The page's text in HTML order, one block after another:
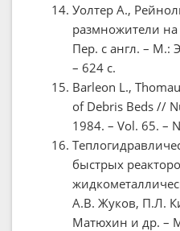
Уолтер А.,
размножители
Пер. с англ. – М.:
– 624 с.
Barleon L.,
of Debris Beds //
1984. – Vol. 65. –
быстрых
А.В. Жуков, П.Л.
Матюхин и др. –